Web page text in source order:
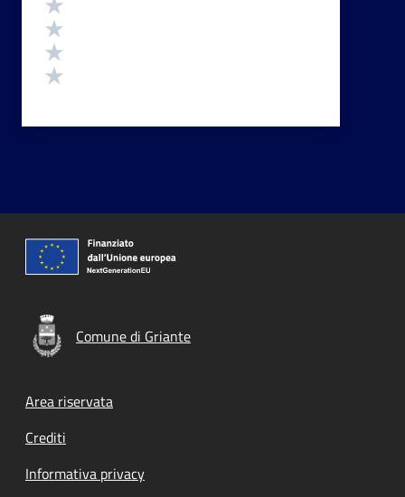
Comune di Griante
Footer menu
Area riservata
Crediti
Informativa privacy